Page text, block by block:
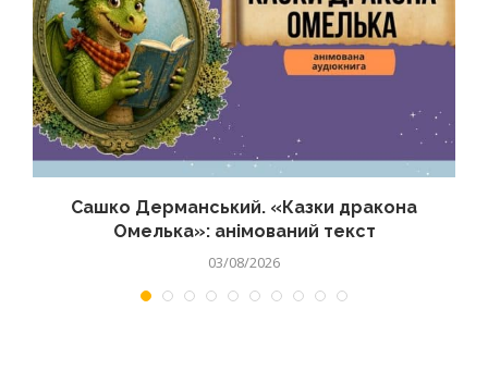
Сашко Дерманський. «Казки дракона
Омелька»: анімований текст
03/08/2026